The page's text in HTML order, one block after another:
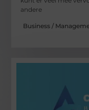
andere
Business /